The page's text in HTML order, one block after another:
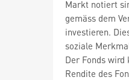
Markt notiert
gemäss dem
investieren.
soziale
Der Fonds
Rendite des